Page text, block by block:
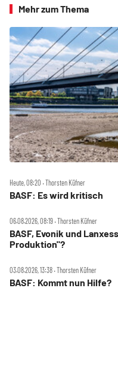
Mehr zum Thema
Heute, 08:20 ‧ Thorsten Küfner
BASF: Es wird kritisch
06.08.2026, 08:19 ‧ Thorsten Küfner
BASF, Evonik und
Produktion"?
03.08.2026, 13:38 ‧ Thorsten Küfner
BASF: Kommt nun Hilfe?